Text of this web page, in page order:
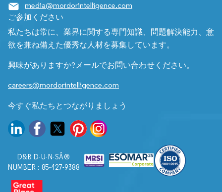
media@mordorintelligence.com
ご参加ください
私たちは常に、業界に関する専門知識、問題解決能力、意
欲を兼ね備えた優秀な人材を募集しています。
興味がありますか?メールでお問い合わせください。
careers@mordorintelligence.com
今すぐ私たちとつながりましょう
D&B D-U-N-SÂ®
NUMBER : 85-427-9388